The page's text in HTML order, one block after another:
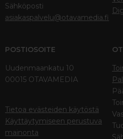
Sähköposti
asiakaspalvelu@otavamedia.fi
POSTIOSOITE
Uudenmaankatu 10
00015 OTAVAMEDIA
Tietoa evästeiden käytöstä
Käyttäytymiseen perustuva
mainonta